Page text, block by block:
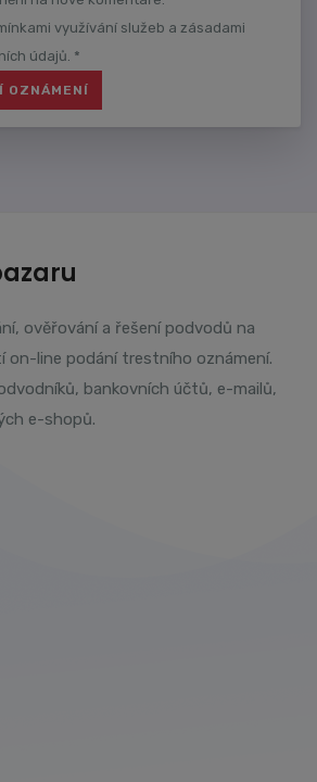
využívání služeb a zásadami
údajů. *
ověřování a řešení podvodů na
on-line podání trestního oznámení.
bankovních účtů, e-mailů,
e-shopů.